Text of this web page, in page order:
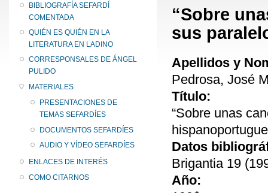
BIBLIOGRAFÍA SEFARDÍ
COMENTADA
QUIÉN ES QUIÉN EN LA
LITERATURA EN LADINO
CORRESPONSALES DE ÁNGEL
PULIDO
MATERIALES
PRESENTACIONES DE
TEMAS SEFARDÍES
DOCUMENTOS SEFARDÍES
AUDIO Y VÍDEO SEFARDÍES
ENLACES DE INTERÉS
COMO CITARNOS
“Sobre
sus
Apellidos y
Pedrosa, José
Título:
“Sobre unas
Datos
Brigantia 19
Año: